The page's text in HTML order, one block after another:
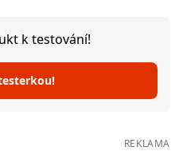
k testování!
REKLAMA